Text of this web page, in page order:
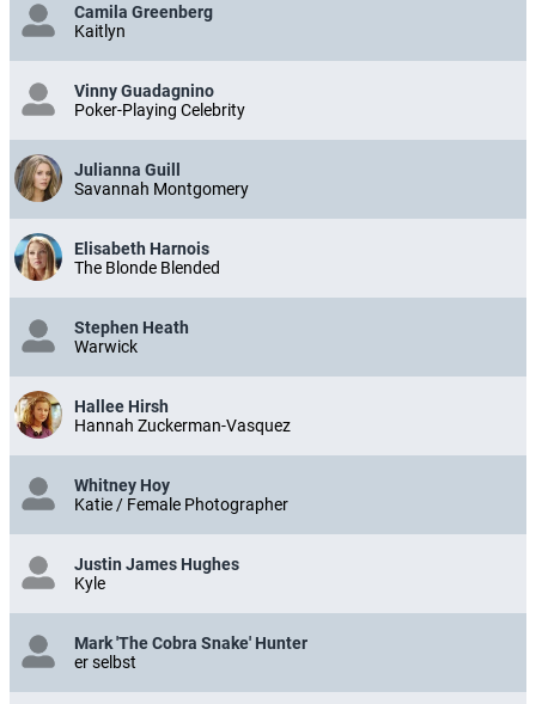
Camila Greenberg
Kaitlyn
Vinny Guadagnino
Poker-Playing Celebrity
Julianna Guill
Savannah Montgomery
Elisabeth Harnois
The Blonde Blended
Stephen Heath
Warwick
Hallee Hirsh
Hannah Zuckerman-Vasquez
Whitney Hoy
Katie / Female Photographer
Justin James Hughes
Kyle
Mark 'The Cobra Snake' Hunter
er selbst